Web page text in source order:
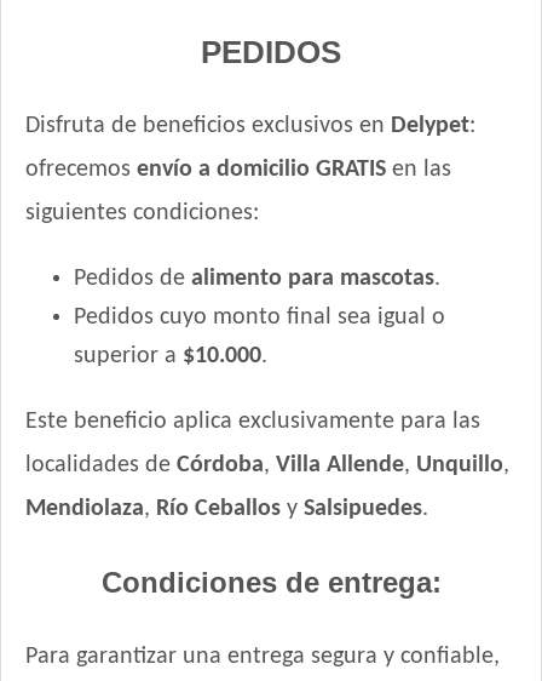
PEDIDOS
Disfruta de beneficios exclusivos en Delypet:
ofrecemos envío a domicilio GRATIS en las
siguientes condiciones:
Pedidos de alimento para mascotas.
Pedidos cuyo monto final sea igual o
superior a $10.000.
Este beneficio aplica exclusivamente para las
localidades de Córdoba, Villa Allende, Unquillo,
Mendiolaza, Río Ceballos y Salsipuedes.
Condiciones de entrega:
Para garantizar una entrega segura y confiable,